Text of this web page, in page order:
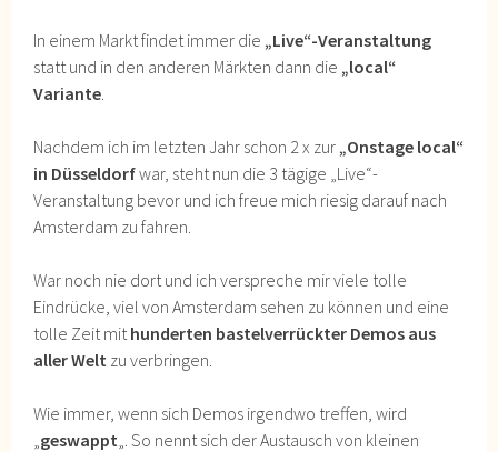
In einem Markt findet immer die „Live“-Veranstaltung
statt und in den anderen Märkten dann die „local“
Variante.
Nachdem ich im letzten Jahr schon 2 x zur „Onstage local“
in Düsseldorfwar, steht nun die 3 tägige „Live“-
Veranstaltung bevor und ich freue mich riesig darauf nach
Amsterdam zu fahren.
War noch nie dort und ich verspreche mir viele tolle
Eindrücke, viel von Amsterdam sehen zu können und eine
tolle Zeit mithunderten bastelverrückter Demos aus
aller Welt zu verbringen.
Wie immer, wenn sich Demos irgendwo treffen, wird
„geswappt„. So nennt sich der Austausch von kleinen